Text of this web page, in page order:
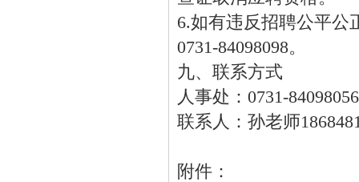
6.如有违反招聘公平公
0731-84098098。
九、联系方式
人事处：0731-84098056
联系人：孙老师
附件：